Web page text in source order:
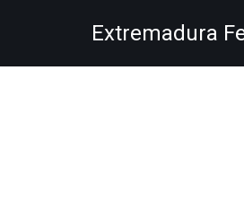
al
Extremadura